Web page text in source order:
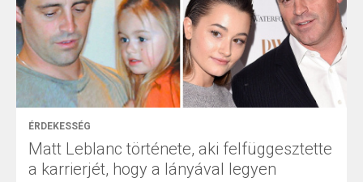
ÉRDEKESSÉG
Matt Leblanc története, aki felfüggesztette
a karrierjét, hogy a lányával legyen